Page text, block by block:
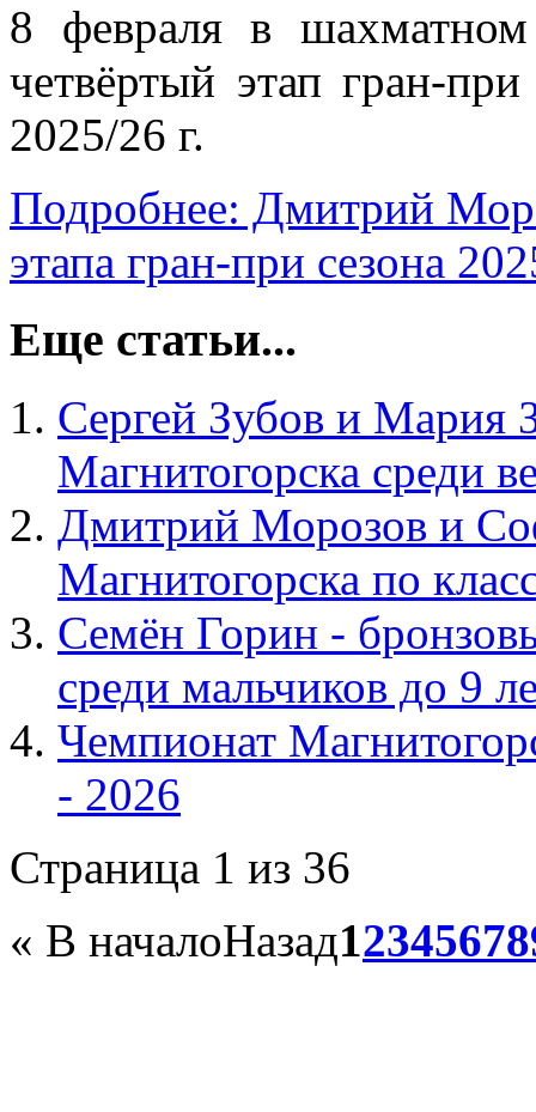
8 февраля в
четвёртый этап гран-
2025/26 г.
Подробнее: Дмитрий
этапа гран-при сезона
Еще статьи...
Сергей Зубов и Мария
Магнитогорска среди
Дмитрий Морозов и
Магнитогорска по
Семён Горин -
среди мальчиков до 9
Чемпионат
- 2026
Страница 1 из 36
« В началоНазад12345678